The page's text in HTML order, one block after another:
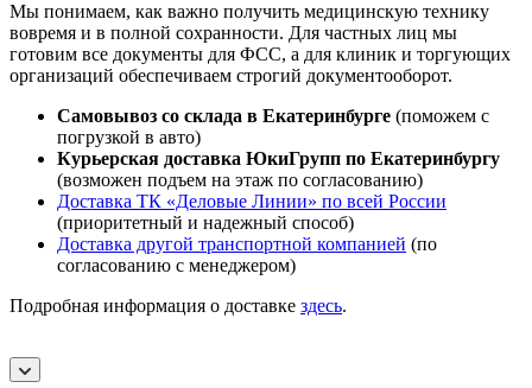
Мы понимаем, как важно получить медицинскую технику
вовремя и в полной сохранности. Для частных лиц мы
готовим все документы для ФСС, а для клиник и торгующих
организаций обеспечиваем строгий документооборот.
Самовывоз со склада в Екатеринбурге (поможем с
погрузкой в авто)
Курьерская доставка ЮкиГрупп по Екатеринбургу
(возможен подъем на этаж по согласованию)
Доставка ТК «Деловые Линии» по всей России
(приоритетный и надежный способ)
Доставка другой транспортной компанией (по
согласованию с менеджером)
Подробная информация о доставке здесь.